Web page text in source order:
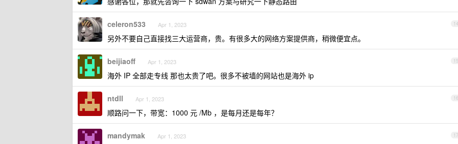
14
celeron533 Apr 1, 2023
另外不要自己直接找三大运营商，贵。有很多大的网络方案提供商，稍微便宜点。
15
beijiaoff Apr 1, 2023
海外 IP 全部走专线 那也太贵了吧。很多不被墙的网站也是海外 ip
16
ntdll Apr 1, 2023
顺路问一下，带宽：1000 元 /Mb ，是每月还是每年？
17
mandymak Apr 1, 2023